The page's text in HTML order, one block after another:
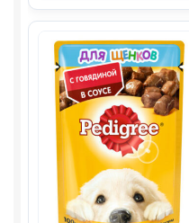
ПОРОДЫ,
85г